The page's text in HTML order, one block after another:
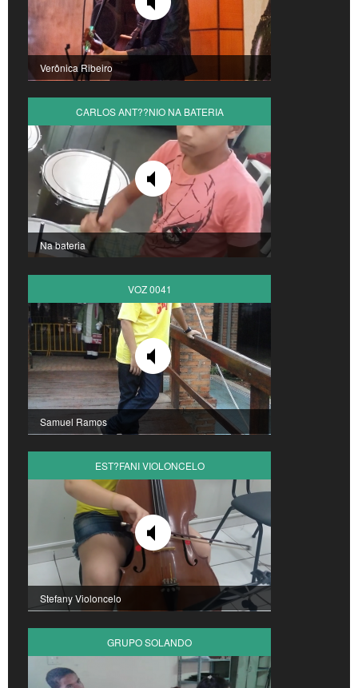
Verônica Ribeiro
CARLOS ANT??NIO NA BATERIA
Na bateria
VOZ 0041
Samuel Ramos
EST?FANI VIOLONCELO
Stefany Violoncelo
GRUPO SOLANDO